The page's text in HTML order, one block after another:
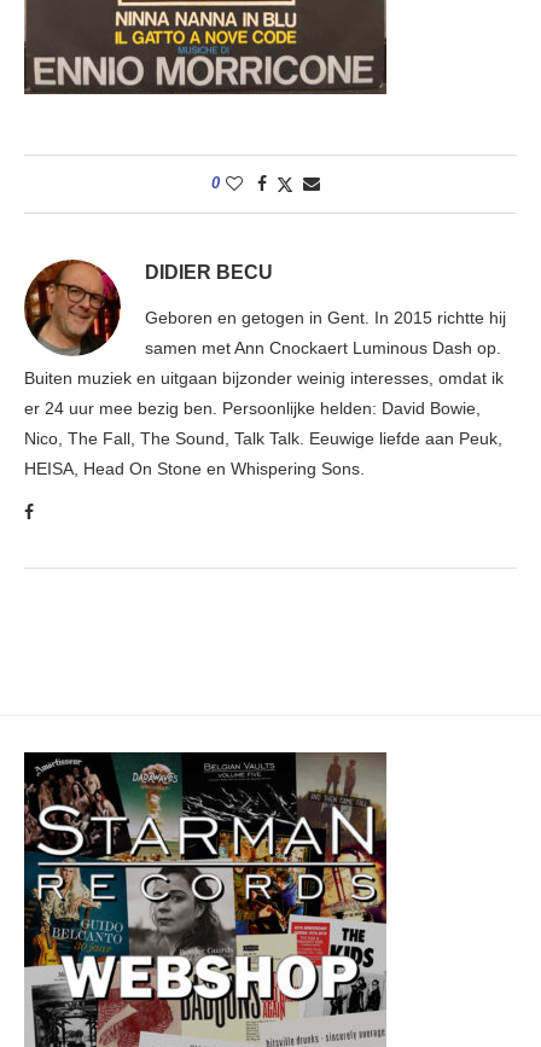
0
DIDIER BECU
Geboren en getogen in Gent. In 2015 richtte hij
samen met Ann Cnockaert Luminous Dash op.
Buiten muziek en uitgaan bijzonder weinig interesses, omdat ik
er 24 uur mee bezig ben. Persoonlijke helden: David Bowie,
Nico, The Fall, The Sound, Talk Talk. Eeuwige liefde aan Peuk,
HEISA, Head On Stone en Whispering Sons.